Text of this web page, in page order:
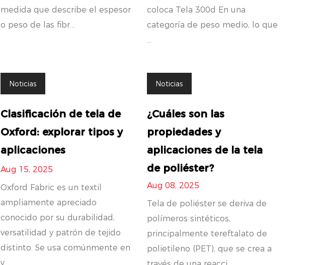
medida que describe el espesor
o peso de las fibr...
coloca Tela 300d En una
categoría de peso medio, lo que
...
Noticias
Clasificación de tela de
Oxford: explorar tipos y
aplicaciones
Aug 15, 2025
Oxford Fabric es un textil
ampliamente apreciado
conocido por su durabilidad,
versatilidad y patrón de tejido
distinto. Se usa comúnmente en
v...
Noticias
¿Cuáles son las
propiedades y
aplicaciones de la tela
de poliéster?
Aug 08, 2025
Tela de poliéster se deriva de
polímeros sintéticos,
principalmente tereftalato de
polietileno (PET), que se crea a